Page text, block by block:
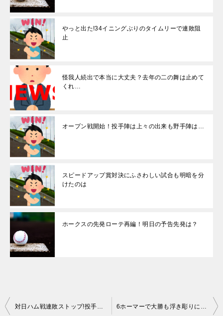
やっと出た!34イニングぶりのタイムリーで連敗阻
止
怪我人続出で本当に大丈夫？去年の二の舞は止めて
くれ…
オープン戦開始！投手陣は上々の出来も野手陣は…
スピードアップ賞対決にふさわしい試合も明暗を分
けたのは
ホークスの先発ローテ再編！明日の予告先発は？
投